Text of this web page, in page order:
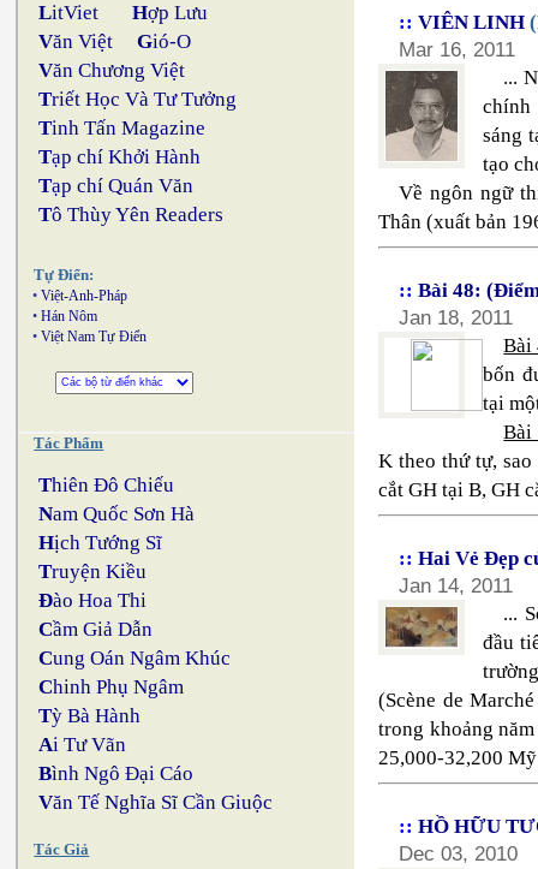
LitViet Hợp Lưu
Văn Việt Gió-O
Văn Chương Việt
Triết Học Và Tư Tưởng
Tinh Tấn Magazine
Tạp chí Khởi Hành
Tạp chí Quán Văn
Tô Thùy Yên Readers
Tự Điển:
• Việt-Anh-Pháp
• Hán Nôm
• Việt Nam Tự Điển
Tác Phẩm
Thiên Đô Chiếu
Nam Quốc Sơn Hà
Hịch Tướng Sĩ
Truyện Kiều
Đào Hoa Thi
Cầm Giả Dẫn
Cung Oán Ngâm Khúc
Chinh Phụ Ngâm
Tỳ Bà Hành
Ai Tư Vãn
Bình Ngô Đại Cáo
Văn Tế Nghĩa Sĩ Cần Giuộc
Tác Giả
::VIÊN LINH
Mar 16, 2011
...
chính
sáng
tạo
Về ngôn ngữ
Thân (xuất bản
::Bài 48:
Jan 18, 2011
Bài
bốn
tại
Bài
K theo thứ tự,
cắt GH tại B, GH
::Hai Vẻ Đẹp
Jan 14, 2011
...
đầu
(Scène de
trong khoảng
25,000-32,200
::HỒ HỮU
Dec 03, 2010